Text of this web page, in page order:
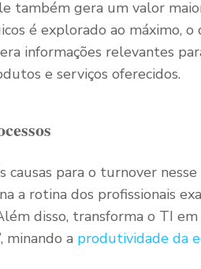
também gera um valor
é explorado ao máximo,
informações relevantes
e serviços oferecidos.
causas para o turnover
a rotina dos profissionais
disso, transforma o TI
minando a produtividade da